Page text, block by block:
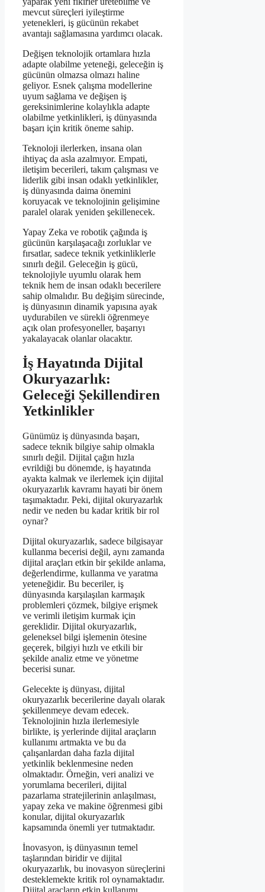
mevcut süreçleri iyileştirme
yetenekleri, iş gücünün rekabet
avantajı sağlamasına yardımcı olacak.
Değişen teknolojik ortamlara hızla
adapte olabilme yeteneği, geleceğin iş
gücünün olmazsa olmazı haline
geliyor. Esnek çalışma modellerine
uyum sağlama ve değişen iş
gereksinimlerine kolaylıkla adapte
olabilme yetkinlikleri, iş dünyasında
başarı için kritik öneme sahip.
Teknoloji ilerlerken, insana olan
ihtiyaç da asla azalmıyor. Empati,
iletişim becerileri, takım çalışması ve
liderlik gibi insan odaklı yetkinlikler,
iş dünyasında daima önemini
koruyacak ve teknolojinin gelişimine
paralel olarak yeniden şekillenecek.
Yapay Zeka ve robotik çağında iş
gücünün karşılaşacağı zorluklar ve
fırsatlar, sadece teknik yetkinliklerle
sınırlı değil. Geleceğin iş gücü,
teknolojiyle uyumlu olarak hem
teknik hem de insan odaklı becerilere
sahip olmalıdır. Bu değişim sürecinde,
iş dünyasının dinamik yapısına ayak
uydurabilen ve sürekli öğrenmeye
açık olan profesyoneller, başarıyı
yakalayacak olanlar olacaktır.
İş Hayatında Dijital
Okuryazarlık:
Geleceği Şekillendiren
Yetkinlikler
Günümüz iş dünyasında başarı,
sadece teknik bilgiye sahip olmakla
sınırlı değil. Dijital çağın hızla
evrildiği bu dönemde, iş hayatında
ayakta kalmak ve ilerlemek için dijital
okuryazarlık kavramı hayati bir önem
taşımaktadır. Peki, dijital okuryazarlık
nedir ve neden bu kadar kritik bir rol
oynar?
Dijital okuryazarlık, sadece bilgisayar
kullanma becerisi değil, aynı zamanda
dijital araçları etkin bir şekilde anlama,
değerlendirme, kullanma ve yaratma
yeteneğidir. Bu beceriler, iş
dünyasında karşılaşılan karmaşık
problemleri çözmek, bilgiye erişmek
ve verimli iletişim kurmak için
gereklidir. Dijital okuryazarlık,
geleneksel bilgi işlemenin ötesine
geçerek, bilgiyi hızlı ve etkili bir
şekilde analiz etme ve yönetme
becerisi sunar.
Gelecekte iş dünyası, dijital
okuryazarlık becerilerine dayalı olarak
şekillenmeye devam edecek.
Teknolojinin hızla ilerlemesiyle
birlikte, iş yerlerinde dijital araçların
kullanımı artmakta ve bu da
çalışanlardan daha fazla dijital
yetkinlik beklenmesine neden
olmaktadır. Örneğin, veri analizi ve
yorumlama becerileri, dijital
pazarlama stratejilerinin anlaşılması,
yapay zeka ve makine öğrenmesi gibi
konular, dijital okuryazarlık
kapsamında önemli yer tutmaktadır.
İnovasyon, iş dünyasının temel
taşlarından biridir ve dijital
okuryazarlık, bu inovasyon süreçlerini
desteklemekte kritik rol oynamaktadır.